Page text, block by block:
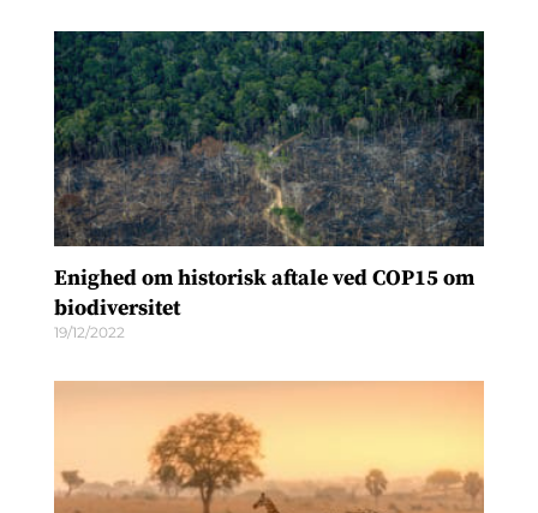
Enighed om historisk aftale ved COP15 om
biodiversitet
19/12/2022